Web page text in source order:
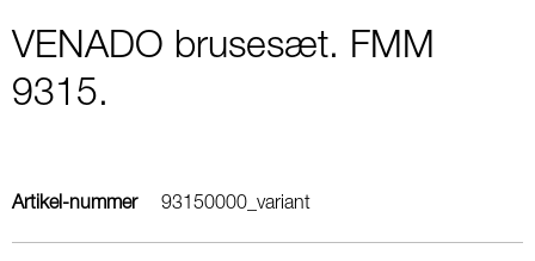
VENADO brusesæt. FMM
9315.
Artikel-nummer 93150000_variant